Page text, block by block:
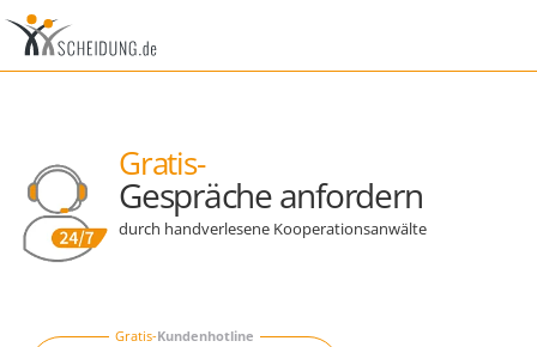
Gratis-
Gespräche anfordern
durch handverlesene Kooperationsanwälte
Gratis-Kundenhotline